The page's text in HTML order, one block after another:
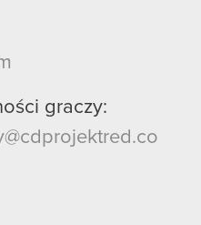
graczy: